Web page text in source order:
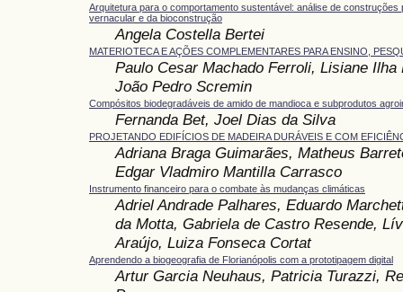
Arquitetura para o comportamento sustentável: análise de construções
vernacular e da bioconstrução
Angela Costella Bertei
MATERIOTECA E AÇÕES COMPLEMENTARES PARA ENSINO,
Paulo Cesar Machado Ferroli, Lisiane Ilha
João Pedro Scremin
Compósitos biodegradáveis de amido de mandioca e subprodutos
Fernanda Bet, Joel Dias da Silva
PROJETANDO EDIFÍCIOS DE MADEIRA DURÁVEIS E COM
Adriana Braga Guimarães, Matheus
Edgar Vladmiro Mantilla Carrasco
Instrumento financeiro para o combate às mudanças climáticas
Adriel Andrade Palhares, Eduardo
da Motta, Gabriela de Castro Resende,
Araújo, Luiza Fonseca Cortat
Aprendendo a biogeografia de Florianópolis com a prototipagem digital
Artur Garcia Neuhaus, Patricia Turazzi,